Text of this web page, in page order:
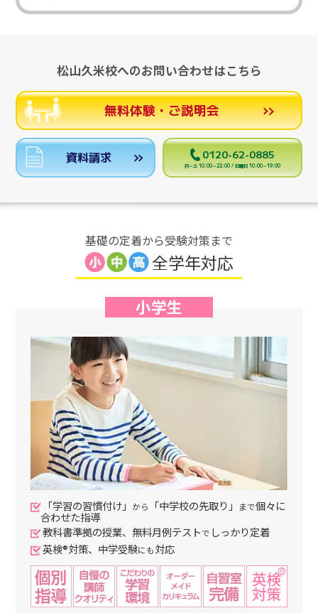
松山久米校へのお問い合わせはこちら
無料体験・ご説明会
資料請求 0120-62-0885
月～土 10:00～22:00 / 日曜日 10:00～19:00
基礎の定着から受験対策まで
全学年対応
小学生
「学習の習慣付け」 から 「中学校の先取り」 まで個々に
合わせた指導
教科書準拠の授業、無料月例テストで しっかり定着
英検®対策、中学受験にも対応